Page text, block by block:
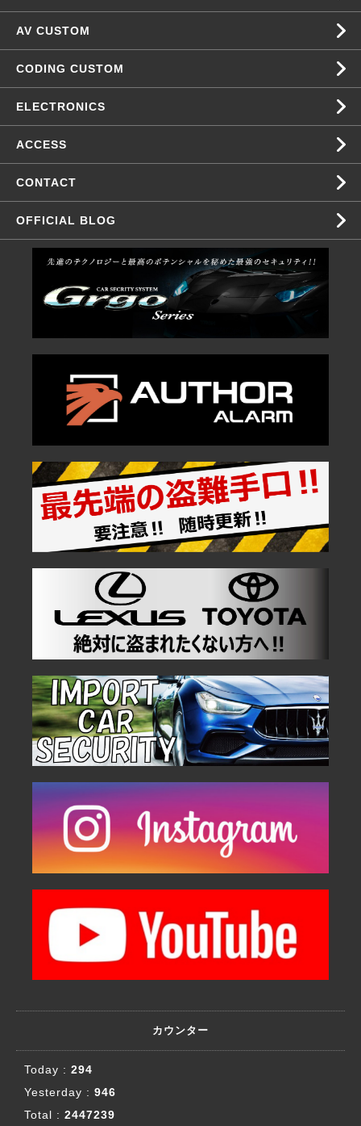
AV CUSTOM
CODING CUSTOM
ELECTRONICS
ACCESS
CONTACT
OFFICIAL BLOG
カウンター
Today : 294
Yesterday : 946
Total : 2447239